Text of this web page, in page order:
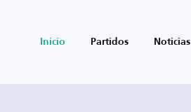
Inicio Partidos Noticias